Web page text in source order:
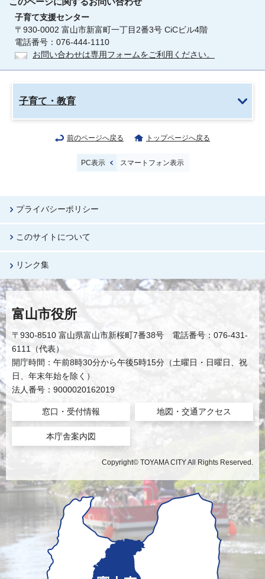
子育て支援センター
〒930-0002 富山市新富町一丁目2番3号 CiCビル4階
電話番号：076-444-1110
お問い合わせは専用フォームをご利用ください。
子育て・教育
前のページへ戻る トップページへ戻る
PC表示 スマートフォン表示
プライバシーポリシー
このサイトについて
リンク集
富山市役所
〒930-8510 富山県富山市新桜町7番38号 電話番号：076-431-
6111（代表）
開庁時間：午前8時30分から午後5時15分（土曜日・日曜日、祝
日、年末年始を除く）
法人番号：9000020162019
窓口・受付情報 地図・交通アクセス
本庁舎案内図
Copyright© TOYAMA CITY All Rights Reserved.